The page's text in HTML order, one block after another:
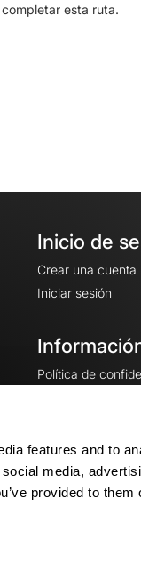
features and to
media,
provided to them
esta ruta.
Inicio de
Crear una cuenta
Iniciar sesión
Política de
Avisos legales
Configuración de